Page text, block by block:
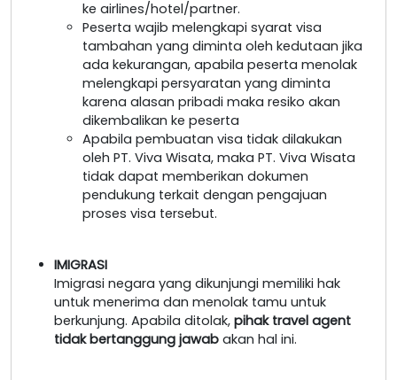
ke airlines/hotel/partner.
Peserta wajib melengkapi syarat visa
tambahan yang diminta oleh kedutaan jika
ada kekurangan, apabila peserta menolak
melengkapi persyaratan yang diminta
karena alasan pribadi maka resiko akan
dikembalikan ke peserta
Apabila pembuatan visa tidak dilakukan
oleh PT. Viva Wisata, maka PT. Viva Wisata
tidak dapat memberikan dokumen
pendukung terkait dengan pengajuan
proses visa tersebut.
IMIGRASI
Imigrasi negara yang dikunjungi memiliki hak
untuk menerima dan menolak tamu untuk
berkunjung. Apabila ditolak, pihak travel agent
tidak bertanggung jawab akan hal ini.